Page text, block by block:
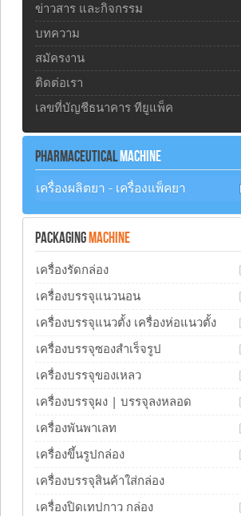
ข่าวสาร และกิจกรรม
บทความ
สมัครงาน
ติดต่อเรา
เลขที่บัญชีธนาคาร ทียูแพ็ค
PHARMACEUTICALMACHINE
เครื่องผลิตยา - เครื่องแพ็คยา
PACKAGING MACHINE
เครื่องรัดกล่อง
เครื่องบรรจุแนวนอน
เครื่องบรรจุแนวตั้ง เครื่องห่อแนวตั้ง
เครื่องบรรจุซองสำเร็จรูป
เครื่องบรรจุของเหลว
เครื่องบรรจุผง | บรรจุลงหลอด
เครื่องพันพาเลท
เครื่องขึ้นรูปกล่อง
เครื่องบรรจุสินค้าใส่กล่อง
เครื่องปิดเทปกาว กล่อง